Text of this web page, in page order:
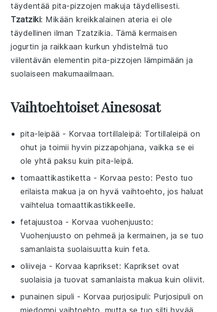
täydentää pita-pizzojenmakuja täydellisesti.
Tzatziki: Mikään kreikkalainen ateria ei ole
täydellinen ilman Tzatzikia. Tämäkermaisen
jogurtin jaraikkaan kurkun yhdistelmä tuo
viilentävän elementin pita-pizzojenlämpimään ja
suolaiseen makumaailmaan.
Vaihtoehtoiset Ainesosat
pita-leipää - Korvaa tortillaleipä: Tortillaleipä on
ohut ja toimii hyvin pizzapohjana, vaikka se ei
ole yhtä paksu kuin pita-leipä.
tomaattikastiketta - Korvaapesto: Pesto tuo
erilaista makua ja on hyvä vaihtoehto, jos haluat
vaihtelua tomaattikastikkeelle.
fetajuustoa - Korvaa vuohenjuusto:
Vuohenjuusto on pehmeä ja kermainen, ja se tuo
samanlaista suolaisuutta kuin feta.
oliiveja - Korvaakaprikset: Kaprikset ovat
suolaisia ja tuovat samanlaista makua kuin oliivit.
punainen sipuli - Korvaa purjosipuli: Purjosipuli on
miedompi vaihtoehto, mutta se tuo silti hyvää